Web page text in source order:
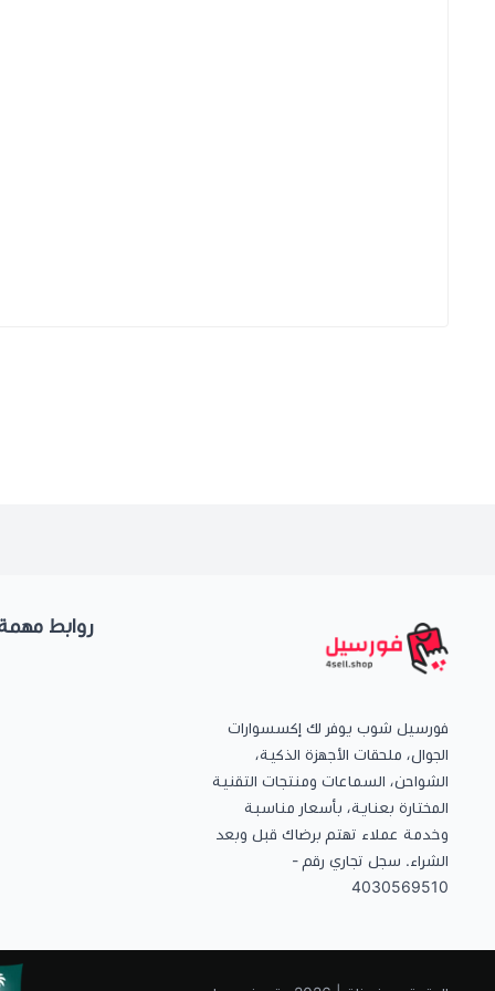
فورسيل شوب يوفر لك إكسسوارات
الجوال، ملحقات الأجهزة الذكية،
الشواحن، السماعات ومنتجات التقنية
المختارة بعناية، بأسعار مناسبة
وخدمة عملاء تهتم برضاك قبل وبعد
الشراء. سجل تجاري رقم -
4030569510
روابط